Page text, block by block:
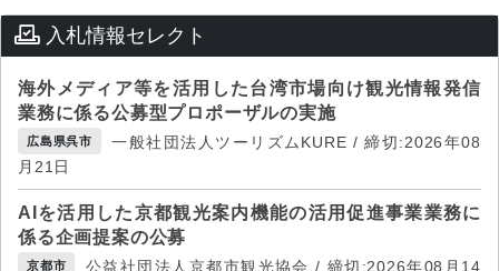
入札情報セレクト
海外メディア等を活用した台湾市場向け観光情報発信
業務に係る公募型プロポーザルの実施
広島県呉市
一般社団法人ツーリズムKURE / 締切:2026年08
月21日
AIを活用した京都観光案内機能の活用促進事業業務に
係る企画提案の公募
京都市
公益社団法人京都市観光協会 / 締切:2026年08月14